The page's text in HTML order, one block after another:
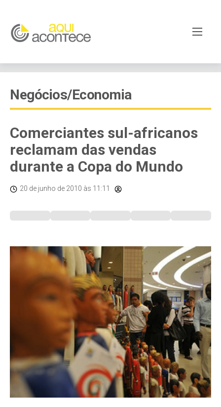
Negócios/Economia
Comerciantes sul-africanos
reclamam das vendas
durante a Copa do Mundo
20 de junho de 2010 às 11:11